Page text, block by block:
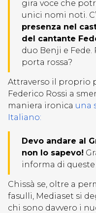
gira voce che
unici nomi noti.
presenza nel
del cantante
duo Benji e Fede.
porta rossa?
Attraverso il proprio
Federico Rossi a
maniera ironica una
Italiano:
Devo andare al
non lo sapevo!
informa di queste
Chissà se, oltre a
fasulli, Mediaset si
chi sono davvero i